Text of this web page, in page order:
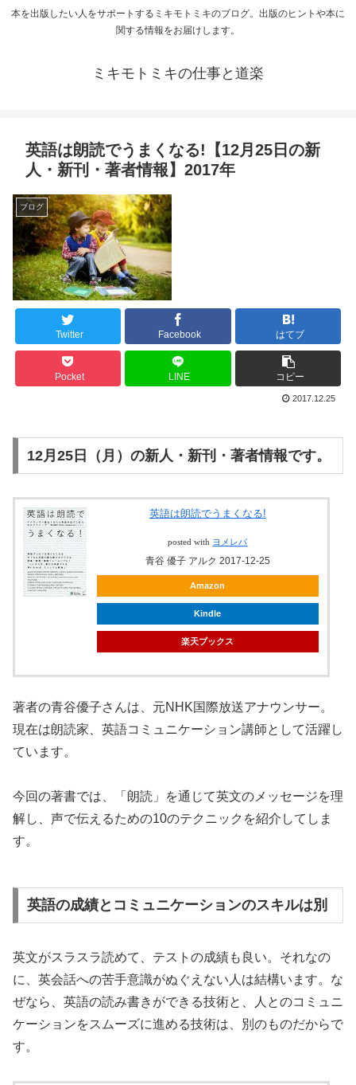
本を出版したい人をサポートするミキモトミキのブログ。出版のヒントや本に
関する情報をお届けします。
ミキモトミキの仕事と道楽
英語は朗読でうまくなる!【12月25日の新
人・新刊・著者情報】2017年
ブログ
Twitter Facebook はてブ
Pocket LINE コピー
2017.12.25
12月25日（月）の新人・新刊・著者情報です。
英語は朗読でうまくなる!
posted with ヨメレバ
青谷 優子 アルク 2017-12-25
Amazon
Kindle
楽天ブックス
著者の青谷優子さんは、元NHK国際放送アナウンサー。
現在は朗読家、英語コミュニケーション講師として活躍し
ています。
今回の著書では、「朗読」を通じて英文のメッセージを理
解し、声で伝えるための10のテクニックを紹介してしま
す。
英語の成績とコミュニケーションのスキルは別
英文がスラスラ読めて、テストの成績も良い。それなの
に、英会話への苦手意識がぬぐえない人は結構います。な
ぜなら、英語の読み書きができる技術と、人とのコミュニ
ケーションをスムーズに進める技術は、別のものだからで
す。